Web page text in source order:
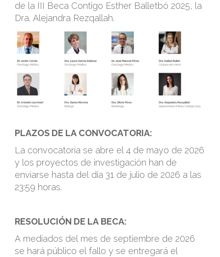
de la III Beca Contigo Esther Balletbó 2025, la
Dra. Alejandra Rezqallah.
PLAZOS DE LA CONVOCATORIA:
La convocatoria se abre el 4 de mayo de 2026
y los proyectos de investigación han de
enviarse hasta del día 31 de julio de 2026 a las
23:59 horas.
RESOLUCIÓN DE LA BECA:
A mediados del mes de septiembre de 2026
se hará público el fallo y se entregará el